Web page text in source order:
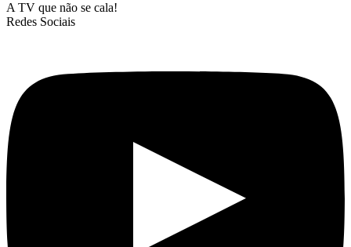
A TV que não se cala!
Redes Sociais